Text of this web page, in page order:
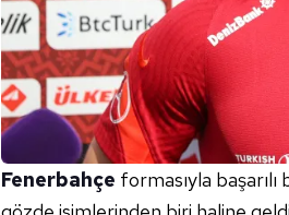
Fenerbahçe formasıyla